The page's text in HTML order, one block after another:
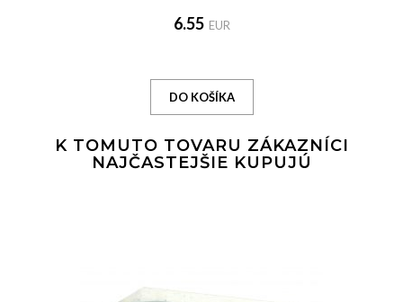
6.55 EUR
K TOMUTO TOVARU ZÁKAZNÍCI
NAJČASTEJŠIE KUPUJÚ